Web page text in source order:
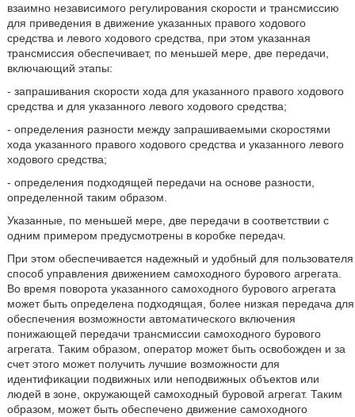
взаимно независимого регулирования скорости и трансмиссию
для приведения в движение указанных правого ходового
средства и левого ходового средства, при этом указанная
трансмиссия обеспечивает, по меньшей мере, две передачи,
включающий этапы:
- запрашивания скорости хода для указанного правого ходового
средства и для указанного левого ходового средства;
- определения разности между запрашиваемыми скоростями
хода указанного правого ходового средства и указанного левого
ходового средства;
- определения подходящей передачи на основе разности,
определенной таким образом.
Указанные, по меньшей мере, две передачи в соответствии с
одним примером предусмотрены в коробке передач.
При этом обеспечивается надежный и удобный для пользователя
способ управления движением самоходного бурового агрегата.
Во время поворота указанного самоходного бурового агрегата
может быть определена подходящая, более низкая передача для
обеспечения возможности автоматического включения
понижающей передачи трансмиссии самоходного бурового
агрегата. Таким образом, оператор может быть освобожден и за
счет этого может получить лучшие возможности для
идентификации подвижных или неподвижных объектов или
людей в зоне, окружающей самоходный буровой агрегат. Таким
образом, может быть обеспечено движение самоходного